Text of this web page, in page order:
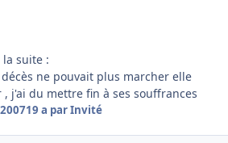
la suite :
ne pouvait plus marcher elle
j'ai du mettre fin à ses souffrances
19 a par Invité